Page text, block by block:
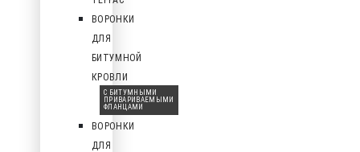
ВОРОНКИ
ДЛЯ
БИТУМНОЙ
КРОВЛИ
С БИТУМНЫМИ
ПРИВАРИВАЕМЫМИ
ФЛАНЦАМИ
ВОРОНКИ
ДЛЯ